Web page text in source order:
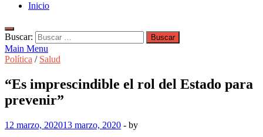
Inicio
Buscar:
Main Menu
Política / Salud
“Es imprescindible el rol del Estado para
prevenir”
12 marzo, 202013 marzo, 2020 - by